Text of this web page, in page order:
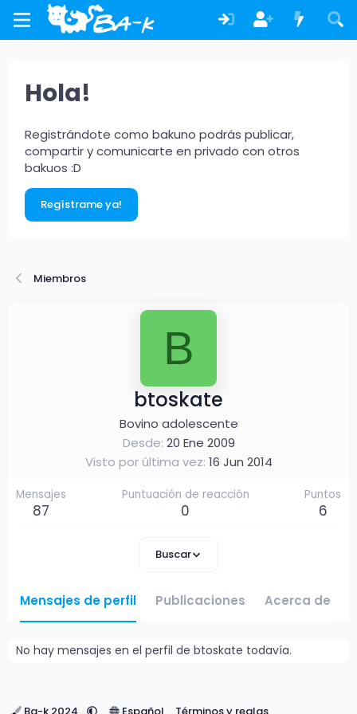
Hola!
Registrándote como bakuno podrás publicar,
compartir y comunicarte en privado con otros
bakuos :D
Regístrame ya!
Miembros
B
btoskate
Bovino adolescente
Desde 20 Ene 2009
Visto por última vez 16 Jun 2014
Mensajes
87
Puntuación de reacción
0
Puntos
6
Buscar
Mensajes de perfil Publicaciones Acerca de
No hay mensajes en el perfil de btoskate todavía.